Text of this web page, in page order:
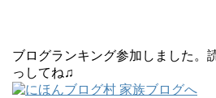
ブログランキング参加しました。
っしてね♫